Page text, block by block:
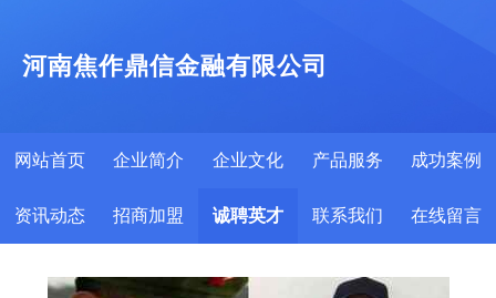
河南焦作鼎信金融有限公司
网站首页 企业简介 企业文化 产品服务 成功案例
资讯动态 招商加盟 诚聘英才 联系我们 在线留言